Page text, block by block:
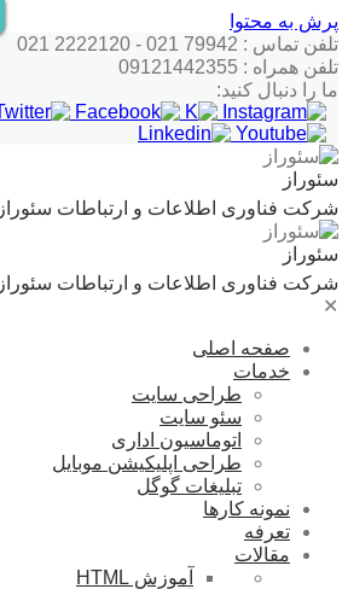
پرش به محتوا
تلفن تماس : 79942 021 - 2222120 021
تلفن همراه : 09121442355
ما را دنبال کنید:
سئوراز
شرکت فناوری اطلاعات و ارتباطات سئوراز
سئوراز
شرکت فناوری اطلاعات و ارتباطات سئوراز
✕
صفحه اصلی
خدمات
طراحی سایت
سئو سایت
اتوماسیون اداری
طراحی اپلیکیشن موبایل
تبلیغات گوگل
نمونه کارها
تعرفه
مقالات
آموزش HTML